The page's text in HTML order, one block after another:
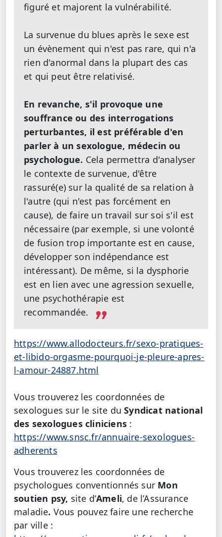
figuré et majorent la vulnérabilité.
La survenue du blues après le sexe est
un évènement qui n'est pas rare, qui n'a
rien d'anormal dans la plupart des cas
et qui peut être relativisé.
En revanche, s'il provoque une
souffrance ou des interrogations
perturbantes, il est préférable d'en
parler à un sexologue, médecin ou
psychologue. Cela permettra d'analyser
le contexte de survenue, d'être
rassuré(e) sur la qualité de sa relation à
l'autre (qui n'est pas forcément en
cause), de faire un travail sur soi s'il est
nécessaire (par exemple, si une volonté
de fusion trop importante est en cause,
développer son indépendance est
intéressant). De même, si la dysphorie
est en lien avec une agression sexuelle,
une psychothérapie est
recommandée.
https://www.allodocteurs.fr/sexo-pratiques-
et-libido-orgasme-pourquoi-je-pleure-apres-
l-amour-24887.html
Vous trouverez les coordonnées de
sexologues sur le site duSyndicat national
des sexologues cliniciens :
https://www.snsc.fr/annuaire-sexologues-
adherents
Vous trouverez les coordonnées de
psychologues conventionnés sur Mon
soutien psy, site d’Ameli, de l’Assurance
maladie. Vous pouvez faire une recherche
par ville :